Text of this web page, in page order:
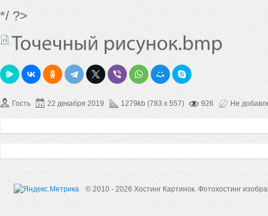
*/ ?>
Гость 22 декабря 2019 1279kb (783 x 557) 926 Не
© 2010 - 2026 Хостинг Картинок. Фотохостинг